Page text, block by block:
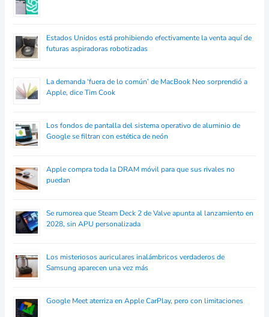
Estados Unidos está prohibiendo efectivamente la venta aquí de
futuras aspiradoras robotizadas
La demanda ‘fuera de lo común’ de MacBook Neo sorprendió a
Apple, dice Tim Cook
Los fondos de pantalla del sistema operativo de aluminio de
Google se filtran con estética de neón
Apple compra toda la DRAM móvil para que sus rivales no
puedan
Se rumorea que Steam Deck 2 de Valve apunta al lanzamiento en
2028, sin APU personalizada
Los misteriosos auriculares inalámbricos verdaderos de
Samsung aparecen una vez más
Google Meet aterriza en Apple CarPlay, pero con limitaciones